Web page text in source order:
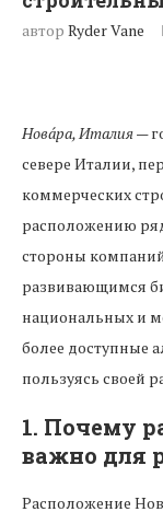
автор Ryder Vane
Нова́ра, Италия—
севере Италии,
коммерческих
расположению
стороны
развивающимся
национальных и
более доступные
пользуясь своей
1. Почему
важно для
Расположение